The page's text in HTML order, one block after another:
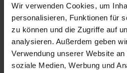
Wir verwenden Cookies, um
personalisieren, Funktionen für
zu können und die Zugriffe auf
analysieren. Außerdem geben
Verwendung unserer Website
soziale Medien, Werbung und
Hessen mit der kommunalen
seinen Gemeinden und
Verletzungen ihres
gewährleisteten
Möglichkeit eröffnet, vor dem